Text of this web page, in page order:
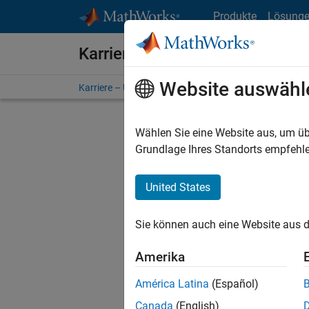
Produkte
Karriere bei MathWorks
Karriere – Übersicht Stellensuche
FILTER:
Stellen
Es
Region
Website
Wählen Sie eine Website aus, um
Grundlage Ihres Standorts
United States
Sie können auch eine Website aus
Amerika
América Latina (Español)
Canada (English)